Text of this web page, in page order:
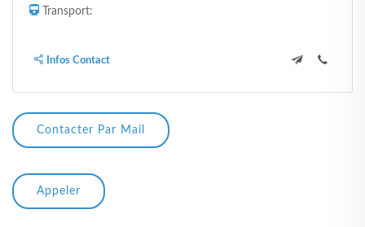
Transport:
Infos Contact
Contacter Par Mail
Appeler